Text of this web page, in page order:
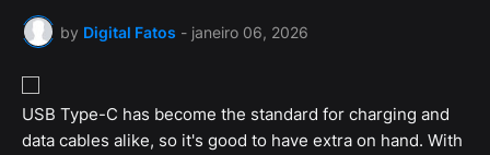
by Digital Fatos - janeiro 06, 2026
USB Type-C has become the standard for charging and
data cables alike, so it's good to have extra on hand. With